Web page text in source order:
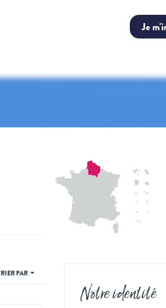
Je
PAR
Notre identité